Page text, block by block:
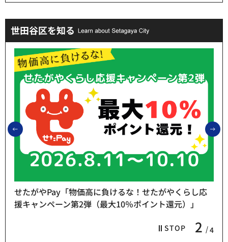
世田谷区を知る
前のスライドを表示
STOP 2 4
せたがやPay「物価高に負けるな！せたがやくらし応
援キャンペーン第2弾（最大10％ポイント還元）」